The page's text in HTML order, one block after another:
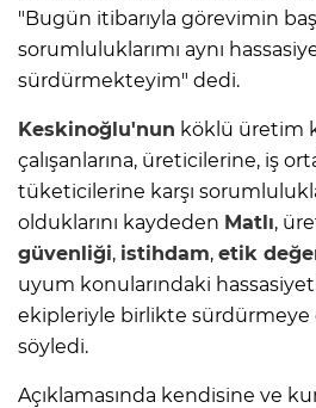
"Bugün itibarıyla görevimin
sorumluluklarımı aynı
sürdürmekteyim" dedi.
Keskinoğlu'nun köklü üretim
çalışanlarına, üreticilerine, iş
tüketicilerine karşı
olduklarını kaydeden Matlı,
güvenliği, istihdam, etik
uyum konularındaki
ekipleriyle birlikte sürdürmeye
söyledi.
Açıklamasında kendisine ve